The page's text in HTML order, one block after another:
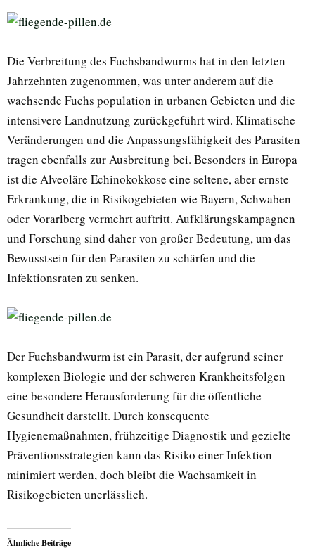
Die Verbreitung des Fuchsbandwurms hat in den letzten
Jahrzehnten zugenommen, was unter anderem auf die
wachsende Fuchs population in urbanen Gebieten und die
intensivere Landnutzung zurückgeführt wird. Klimatische
Veränderungen und die Anpassungsfähigkeit des Parasiten
tragen ebenfalls zur Ausbreitung bei. Besonders in Europa
ist die Alveoläre Echinokokkose eine seltene, aber ernste
Erkrankung, die in Risikogebieten wie Bayern, Schwaben
oder Vorarlberg vermehrt auftritt. Aufklärungskampagnen
und Forschung sind daher von großer Bedeutung, um das
Bewusstsein für den Parasiten zu schärfen und die
Infektionsraten zu senken.
Der Fuchsbandwurm ist ein Parasit, der aufgrund seiner
komplexen Biologie und der schweren Krankheitsfolgen
eine besondere Herausforderung für die öffentliche
Gesundheit darstellt. Durch konsequente
Hygienemaßnahmen, frühzeitige Diagnostik und gezielte
Präventionsstrategien kann das Risiko einer Infektion
minimiert werden, doch bleibt die Wachsamkeit in
Risikogebieten unerlässlich.
Ähnliche Beiträge